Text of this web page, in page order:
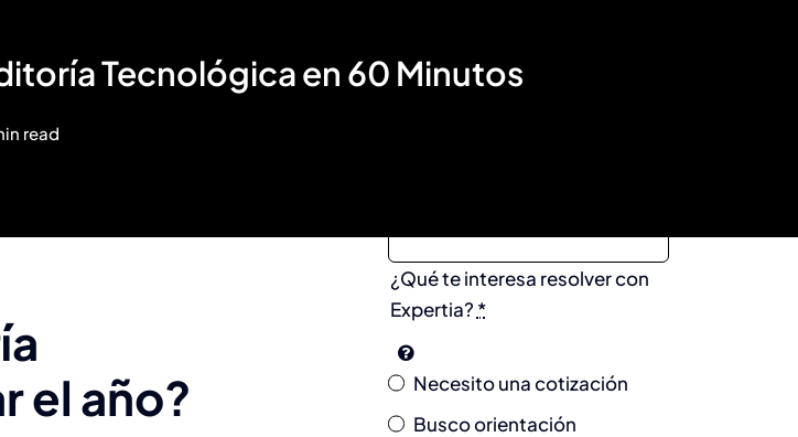
Tecnológica en 60 Minutos
read
el año?
¿Qué te interesa resolver con
Expertia? *
Necesito una cotización
Busco orientación